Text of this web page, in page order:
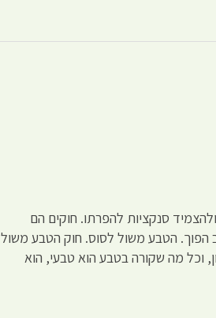
סנקציות להפרתו. חוקים הם
הפוך. הטבע משול לסוס. חוק הטבע משול
וכל מה שקורה בטבע הוא טבעי, הוא